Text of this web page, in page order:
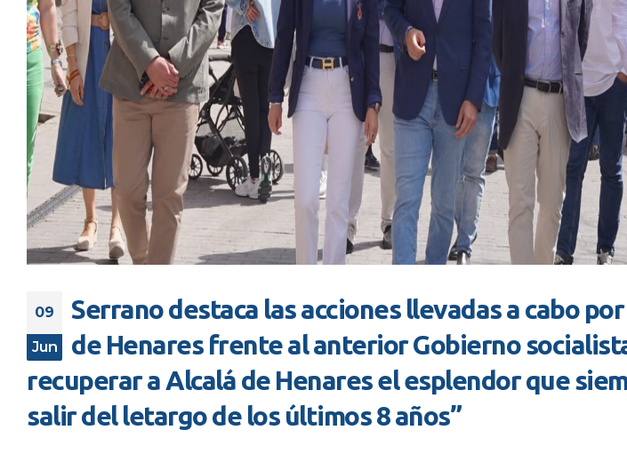
09
Jun
Serrano destaca las acciones llevadas a cabo
de Henares frente al anterior Gobierno
recuperar a Alcalá de Henares el esplendor que
salir del letargo de los últimos 8 años”